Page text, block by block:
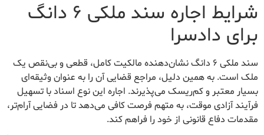
شرایط اجاره سند ملکی ۶ دانگ
برای دادسرا
سند ملکی ۶ دانگ نشان‌دهنده مالکیت کامل، قطعی و بی‌نقص یک
ملک است. به همین دلیل، مراجع قضایی آن را به عنوان وثیقه‌ای
بسیار معتبر و کم‌ریسک می‌پذیرند. اجاره این نوع اسناد با تسهیل
فرآیند آزادی موقت، به متهم فرصت کافی می‌دهد تا در فضایی آرام‌تر،
مقدمات دفاع قانونی از خود را فراهم کند.